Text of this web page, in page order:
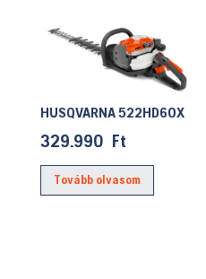
HUSQVARNA 522HD60X
329.990 Ft
Tovább olvasom